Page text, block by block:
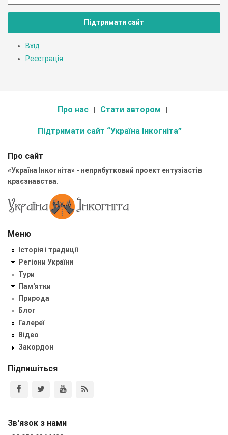
Підтримати сайт
Вхід
Реєстрація
Про нас Стати автором
Підтримати сайт “Україна Інкогніта”
Про сайт
«Україна Інкогніта» - неприбутковий проект ентузіастів
краєзнавства.
Меню
Історія і традиції
Регіони України
Тури
Пам'ятки
Природа
Блог
Галереї
Відео
Закордон
Підпишіться
Зв'язок з нами